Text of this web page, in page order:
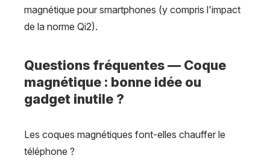
magnétique pour smartphones (y compris l'impact
de la norme Qi2).
Questions fréquentes — Coque
magnétique : bonne idée ou
gadget inutile ?
Les coques magnétiques font-elles chauffer le
téléphone ?